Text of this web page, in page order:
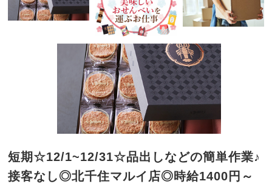
短期☆12/1~12/31☆品出しなどの簡単作業♪
接客なし◎北千住マルイ店◎時給1400円～